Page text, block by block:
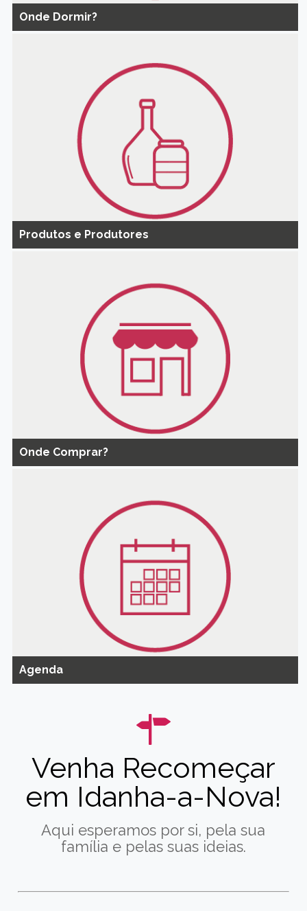
Onde Dormir?
Produtos e Produtores
Onde Comprar?
Agenda
Venha Recomeçar
em Idanha-a-Nova!
Aqui esperamos por si, pela sua
família e pelas suas ideias.